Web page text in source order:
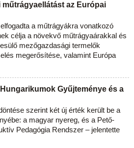
műtrágyaellátást az Európai
a műtrágyákra vonatkozó
célja a növekvő műtrágyaárakkal és
mezőgazdasági termelők
megerősítése, valamint Európa
Gyűjteménye és a
szerint két új érték került be a
a magyar nyereg, és a Pető-
Pedagógia Rendszer – jelentette